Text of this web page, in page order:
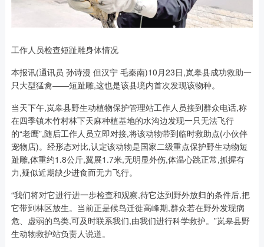
工作人员检查短趾雕身体情况
本报讯(通讯员 孙诗漫 但汉宁 毛秦南)10月23日,岚皋县成功救助一
只大型猛禽——短趾雕,这也是该县境内首次发现该物种。
当天下午,岚皋县野生动植物保护管理站工作人员接到群众电话,称
在四季镇木竹村林下天麻种植基地的水沟边发现一只无法飞行
的“老鹰”,随后工作人员立即对接,将该动物带到临时救助点(小伙伴
宠物店)。经形态对比,认定该动物是国家二级重点保护野生动物短
趾雕,体重约1.8公斤,翼展1.7米,无明显外伤,体温心跳正常,抓握有
力,疑似近期缺少进食而无力飞行。
“我们将对它进行进一步检查和观察,待它达到野外放归的条件后,把
它带到林区放生。当前正是候鸟迁徙高峰期,群众若在野外发现病
危、虚弱的鸟类,可及时联系我们,由我们进行科学救护。”岚皋县野
生动物救护站负责人说道。